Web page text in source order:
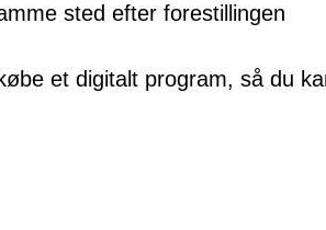
sted efter forestillingen
et digitalt program, så du